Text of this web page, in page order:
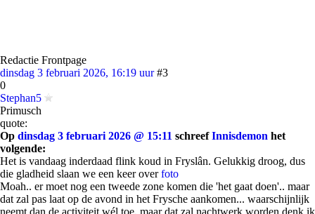
Redactie Frontpage
dinsdag 3 februari 2026, 16:19 uur #3
0
Stephan5
Primusch
quote:
Op dinsdag 3 februari 2026 @ 15:11 schreefInnisdemon het
volgende:
Het is vandaag inderdaad flink koud in Fryslân. Gelukkig droog, dus
die gladheid slaan we een keer overfoto
Moah.. er moet nog een tweede zone komen die 'het gaat doen'.. maar
dat zal pas laat op de avond in het Frysche aankomen... waarschijnlijk
neemt dan de activiteit wél toe, maar dat zal nachtwerk worden denk ik